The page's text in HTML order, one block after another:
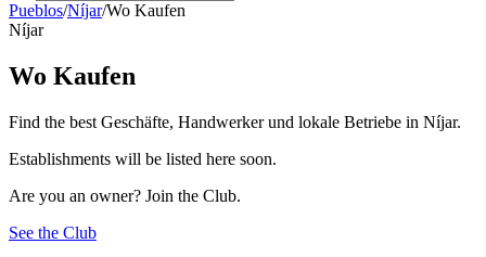
Pueblos/Níjar/Wo Kaufen
Níjar
Wo Kaufen
Find the best Geschäfte, Handwerker und lokale Betriebe in Níjar.
Establishments will be listed here soon.
Are you an owner? Join the Club.
See the Club